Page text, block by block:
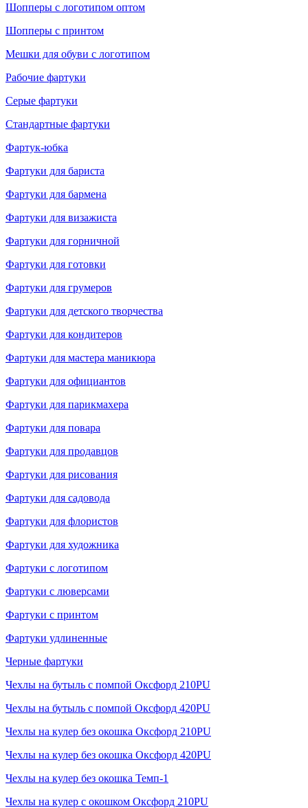
Шопперы с логотипом оптом
Шопперы с принтом
Мешки для обуви с логотипом
Рабочие фартуки
Серые фартуки
Стандартные фартуки
Фартук-юбка
Фартуки для бариста
Фартуки для бармена
Фартуки для визажиста
Фартуки для горничной
Фартуки для готовки
Фартуки для грумеров
Фартуки для детского творчества
Фартуки для кондитеров
Фартуки для мастера маникюра
Фартуки для официантов
Фартуки для парикмахера
Фартуки для повара
Фартуки для продавцов
Фартуки для рисования
Фартуки для садовода
Фартуки для флористов
Фартуки для художника
Фартуки с логотипом
Фартуки с люверсами
Фартуки с принтом
Фартуки удлиненные
Черные фартуки
Чехлы на бутыль с помпой Оксфорд 210PU
Чехлы на бутыль с помпой Оксфорд 420PU
Чехлы на кулер без окошка Оксфорд 210PU
Чехлы на кулер без окошка Оксфорд 420PU
Чехлы на кулер без окошка Темп-1
Чехлы на кулер с окошком Оксфорд 210PU